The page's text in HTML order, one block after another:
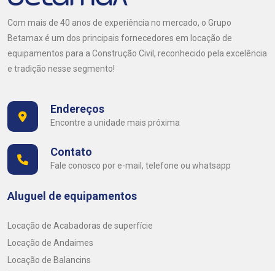
Com mais de 40 anos de experiência no mercado, o Grupo
Betamax é um dos principais fornecedores em locação de
equipamentos para a Construção Civil, reconhecido pela excelência
e tradição nesse segmento!
Endereços
Encontre a unidade mais próxima
Contato
Fale conosco por e-mail, telefone ou whatsapp
Aluguel de equipamentos
Locação de Acabadoras de superfície
Locação de Andaimes
Locação de Balancins